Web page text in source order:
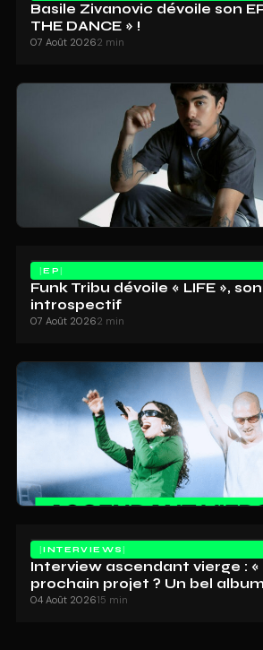
Basile Zivanovic dévoile son
THE DANCE » !
07 Août 20262 min
EP
Funk Tribu dévoile « LIFE »,
introspectif
07 Août 20262 min
INTERVIEWS
Interview ascendant vierge :
prochain projet ? Un bel album
04 Août 202615 min